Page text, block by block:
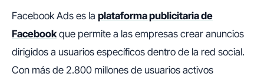
Facebook Ads es la plataforma publicitaria de
Facebookque permite a las empresas crear anuncios
dirigidos a usuarios específicos dentro de la red social.
Con más de 2.800 millones de usuarios activos